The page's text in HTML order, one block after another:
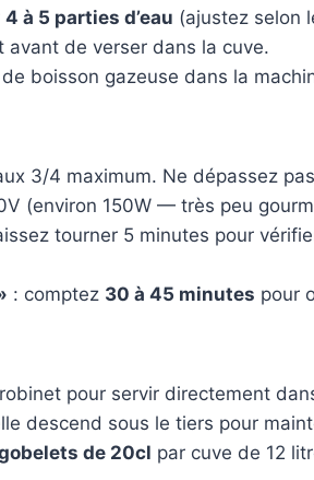
4 à 5 parties d’eau (ajustez selon
avant de verser dans la cuve.
boisson gazeuse dans la
3/4 maximum. Ne dépassez
(environ 150W — très peu
tourner 5 minutes pour
: comptez 30 à 45 minutes pour
pour servir directement
descend sous le tiers pour
de 20cl par cuve de 12